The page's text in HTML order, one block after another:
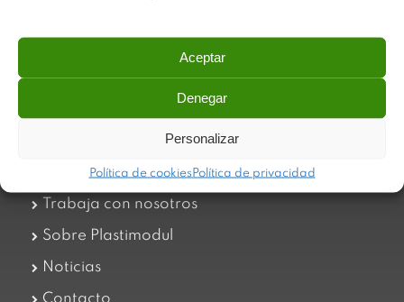
Aceptar
Denegar
Personalizar
Política de cookies Política de privacidad
Plastimodul tiene como objetivo ofrecer productos
innovadores y de máxima calidad, invirtiendo con decisión
en medios tecnológicos que permiten aportar soluciones
dinámicas y operativas. Utilizamos materiales de primera
calidad y el mejor servicio a nuestros clientes.
Trabaja con nosotros
Sobre Plastimodul
Noticias
Contacto